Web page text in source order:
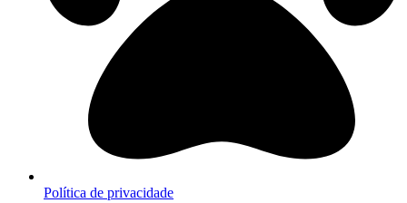
Política de privacidade